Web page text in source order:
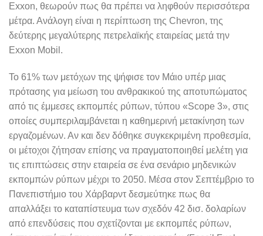
Exxon, θεωρούν πως θα πρέπει να ληφθούν περισσότερα
μέτρα. Ανάλογη είναι η περίπτωση της Chevron, της
δεύτερης μεγαλύτερης πετρελαϊκής εταιρείας μετά την
Exxon Mobil.
Το 61% των μετόχων της ψήφισε τον Μάιο υπέρ μιας
πρότασης για μείωση του ανθρακικού της αποτυπώματος
από τις έμμεσες εκπομπές ρύπων, τύπου «Scope 3», στις
οποίες συμπεριλαμβάνεται η καθημερινή μετακίνηση των
εργαζομένων. Αν και δεν δόθηκε συγκεκριμένη προθεσμία,
οι μέτοχοι ζήτησαν επίσης να πραγματοποιηθεί μελέτη για
τις επιπτώσεις στην εταιρεία σε ένα σενάριο μηδενικών
εκπομπών ρύπων μέχρι το 2050. Μέσα στον Σεπτέμβριο το
Πανεπιστήμιο του Χάρβαρντ δεσμεύτηκε πως θα
απαλλάξει το καταπίστευμα των σχεδόν 42 δισ. δολαρίων
από επενδύσεις που σχετίζονται με εκπομπές ρύπων,